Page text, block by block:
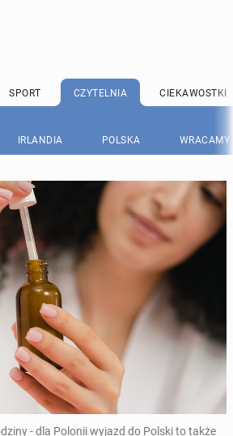
SPORT CZYTELNIA CIEKAWOSTKI
IRLANDIA POLSKA WRACAMY
- dla Polonii wyjazd do Polski to także